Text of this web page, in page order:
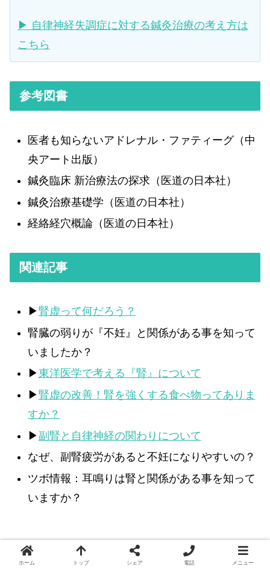
▶ 自律神経失調症に対する鍼灸治療の考え方は
こちら
参考図書
医者も知らないアドレナル・ファティーグ（中
央アート出版）
鍼灸臨床 新治療法の探求（医道の日本社）
鍼灸治療基礎学（医道の日本社）
経絡経穴概論（医道の日本社）
関連記事
▶腎虚って何だろう？
腎臓の弱りが『不妊』と関係がある事を知って
いましたか？
▶東洋医学で考える『腎』について
▶腎虚の改善！腎を強くする食べ物ってありま
すか？
▶副腎と自律神経の関わりについて
なぜ、副腎疲労があると不妊になりやすいの？
ツボ情報：耳鳴りは腎と関係がある事を知って
いますか？
ツボ情報
ホーム トップ シェア 電話 メニュー